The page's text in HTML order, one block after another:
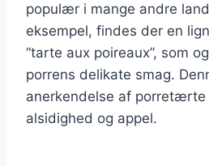
populær i mange andre
eksempel, findes der en
“tarte aux poireaux”, som
porrens delikate smag.
anerkendelse af porretærte
alsidighed og appel.